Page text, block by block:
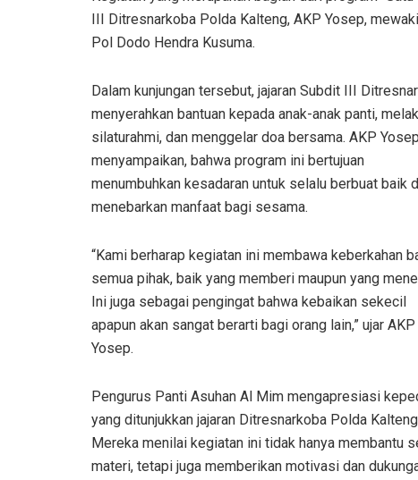
III Ditresnarkoba Polda Kalteng, AKP Yosep,
Pol Dodo Hendra Kusuma.
Dalam kunjungan tersebut, jajaran Subdit III
menyerahkan bantuan kepada anak-anak panti,
silaturahmi, dan menggelar doa bersama. AKP Yosep
menyampaikan, bahwa program ini bertujuan
menumbuhkan kesadaran untuk selalu berbuat baik
menebarkan manfaat bagi sesama.
“Kami berharap kegiatan ini membawa keberkahan
semua pihak, baik yang memberi maupun yang
Ini juga sebagai pengingat bahwa kebaikan sekecil
apapun akan sangat berarti bagi orang lain,” ujar AKP
Yosep.
Pengurus Panti Asuhan Al Mim mengapresiasi
yang ditunjukkan jajaran Ditresnarkoba Polda
Mereka menilai kegiatan ini tidak hanya membantu
materi, tetapi juga memberikan motivasi dan